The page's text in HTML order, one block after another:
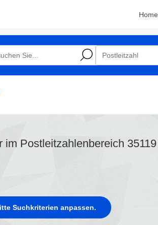
Postleitzahlenbereich 35119
Suchkriterien anpassen.
Home